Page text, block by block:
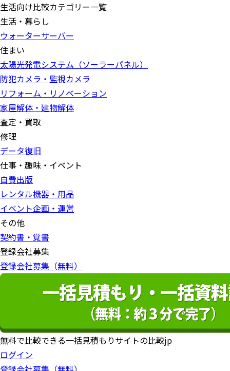
生活向け比較カテゴリー一覧
生活・暮らし
ウォーターサーバー
住まい
太陽光発電システム（ソーラーパネル）
防犯カメラ・監視カメラ
リフォーム・リノベーション
家屋解体・建物解体
査定・買取
修理
データ復旧
仕事・趣味・イベント
自費出版
レンタル機器・用品
イベント企画・運営
その他
契約書・覚書
登録会社募集
登録会社募集（無料）
無料で比較できる一括見積もりサイトの比較jp
ログイン